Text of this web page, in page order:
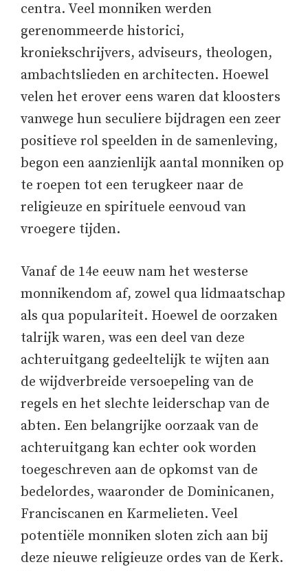
centra. Veel monniken werden
gerenommeerde historici,
kroniekschrijvers, adviseurs, theologen,
ambachtslieden en architecten. Hoewel
velen het erover eens waren dat kloosters
vanwege hun seculiere bijdragen een zeer
positieve rol speelden in de samenleving,
begon een aanzienlijk aantal monniken op
te roepen tot een terugkeer naar de
religieuze en spirituele eenvoud van
vroegere tijden.
Vanaf de 14e eeuw nam het westerse
monnikendom af, zowel qua lidmaatschap
als qua populariteit. Hoewel de oorzaken
talrijk waren, was een deel van deze
achteruitgang gedeeltelijk te wijten aan
de wijdverbreide versoepeling van de
regels en het slechte leiderschap van de
abten. Een belangrijke oorzaak van de
achteruitgang kan echter ook worden
toegeschreven aan de opkomst van de
bedelordes, waaronder de Dominicanen,
Franciscanen en Karmelieten. Veel
potentiële monniken sloten zich aan bij
deze nieuwe religieuze ordes van de Kerk.